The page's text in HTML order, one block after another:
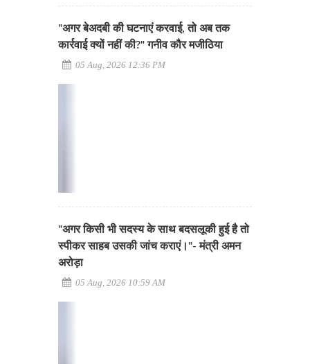
"अगर बेअदबी की घटनाएं करवाई, तो अब तक
कार्रवाई क्यों नहीं की?" गनीव कौर मजीठिया
05 Aug, 2026 12:36 PM
"अगर किसी भी सदस्य के साथ बदसलूकी हुई है तो
स्पीकर साहब उसकी जांच कराएं।"- मंत्री अमन
अरोड़ा
05 Aug, 2026 10:59 AM